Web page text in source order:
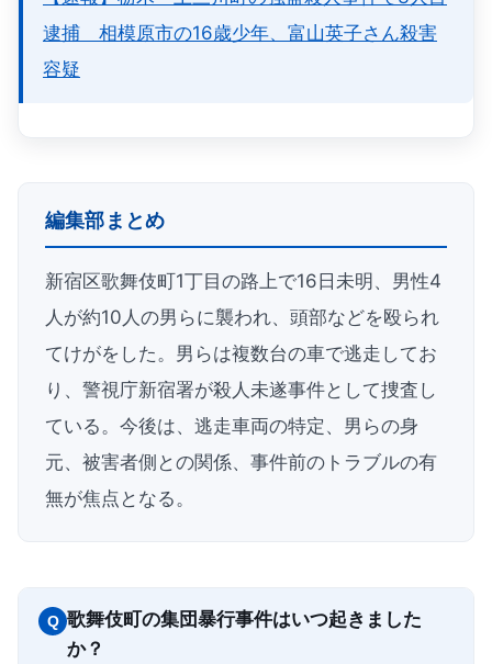
逮捕 相模原市の16歳少年、富山英子さん殺害
容疑
編集部まとめ
新宿区歌舞伎町1丁目の路上で16日未明、男性4
人が約10人の男らに襲われ、頭部などを殴られ
てけがをした。男らは複数台の車で逃走してお
り、警視庁新宿署が殺人未遂事件として捜査し
ている。今後は、逃走車両の特定、男らの身
元、被害者側との関係、事件前のトラブルの有
無が焦点となる。
Q 歌舞伎町の集団暴行事件はいつ起きました
か？